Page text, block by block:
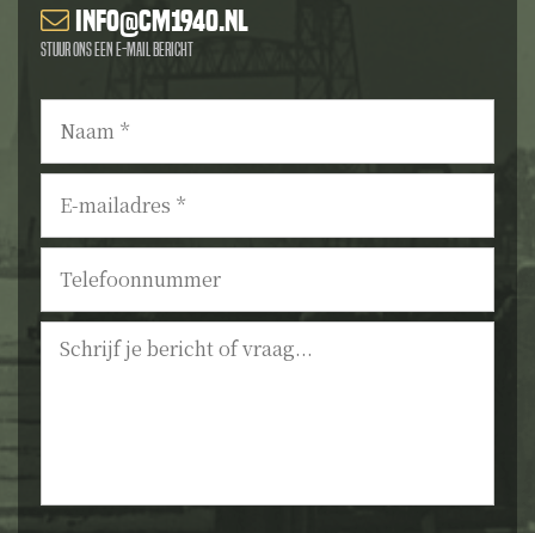
info@cm1940.nl
Stuur ons een e-mail bericht
mailadres *